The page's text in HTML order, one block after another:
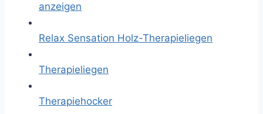
anzeigen
Relax Sensation Holz-Therapieliegen
Therapieliegen
Therapiehocker